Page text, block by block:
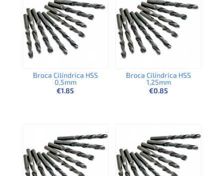
Broca Cilíndrica HSS
0,5mm
€1.85
Broca Cilíndrica HSS
1,25mm
€0.85